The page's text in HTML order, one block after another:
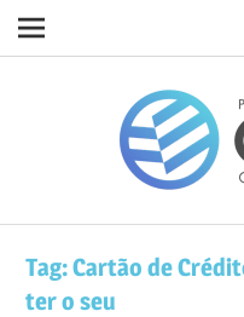
Navigation
Tag:Cartão de
ter o seu